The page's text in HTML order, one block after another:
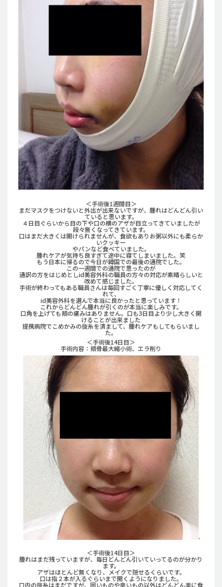
＜手術後1週間目＞
まだマスクをつけないと外出が出来ないですが、腫れはどんどん引い
ていると思います。
４日目ぐらいから目の下や口の横のアザが目立ってきていましたが
段々無くなってきています。
口はまだ大きくは開けられませんが、食欲もありお粥以外にも柔らか
いクッキー
やパンなど食べていました。
腫れケアが気持ち良すぎて途中に寝てしまいました。笑
もう日本に帰るので今日が韓国での最後の通院でした。
この一週間での通院で思ったのが
通訳の方をはじめとしid美容外科の職員の方々の対応が素晴らしいと
改めて感じました。
手術が終わってもある職員さんは毎回すごく丁寧に優しく対応してく
れて、
id美容外科を選んで本当に良かったと思っています！
これからどんどん腫れが引くのが本当に楽しみです。
口角を上げても頬の痛みはありません。口も3日目より少し大きく開
けることが出来ました
提携病院でこめかみの抜糸を済まして、腫れケアもしてもらいまし
た。
＜手術後14日目＞
手術内容：頬骨最大縮小術、エラ削り
＜手術後14日目＞
腫れはまだ残っていますが、毎日どんどん引いていってるのが分かり
ます。
アザはほとんど無くなり、メイクで隠せるくらいです。
口は指２本が入るぐらいまで開くようになりました。
口内の抜糸はまだですが、固いものや辛いもの以外はどんどん楽に食